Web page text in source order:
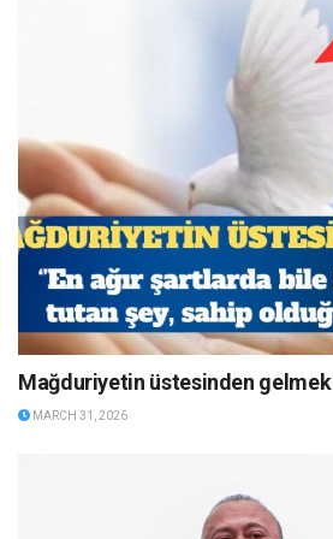
Mağduriyetin üstesinden gelmek
MARCH 31, 2026